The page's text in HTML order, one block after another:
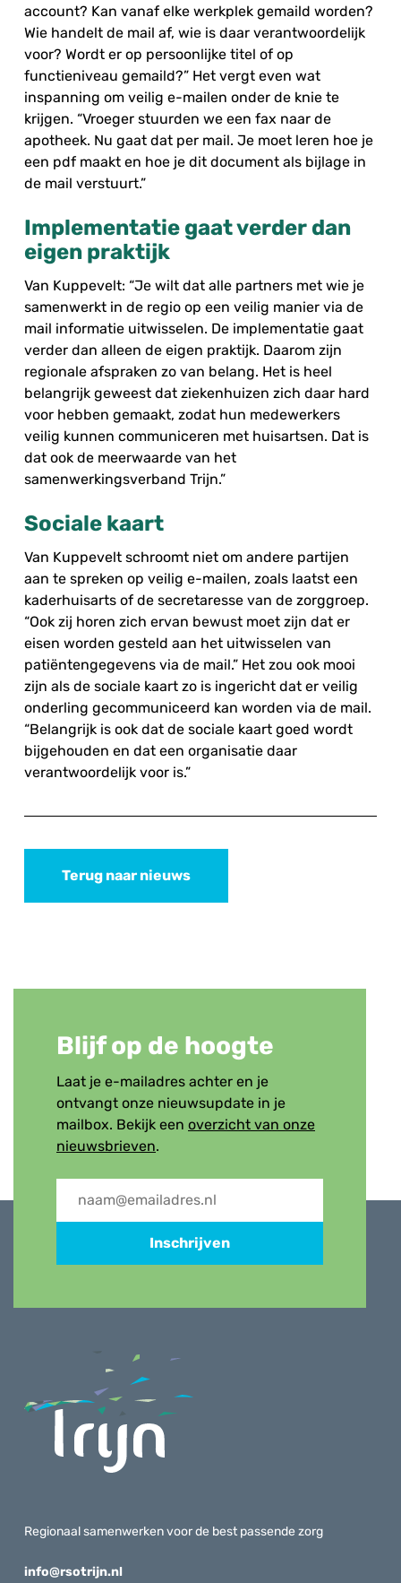
account? Kan vanaf elke werkplek gemaild worden?
Wie handelt de mail af, wie is daar verantwoordelijk
voor? Wordt er op persoonlijke titel of op
functieniveau gemaild?” Het vergt even wat
inspanning om veilig e-mailen onder de knie te
krijgen. “Vroeger stuurden we een fax naar de
apotheek. Nu gaat dat per mail. Je moet leren hoe je
een pdf maakt en hoe je dit document als bijlage in
de mail verstuurt.”
Implementatie gaat verder dan
eigen praktijk
Van Kuppevelt: “Je wilt dat alle partners met wie je
samenwerkt in de regio op een veilig manier via de
mail informatie uitwisselen. De implementatie gaat
verder dan alleen de eigen praktijk. Daarom zijn
regionale afspraken zo van belang. Het is heel
belangrijk geweest dat ziekenhuizen zich daar hard
voor hebben gemaakt, zodat hun medewerkers
veilig kunnen communiceren met huisartsen. Dat is
dat ook de meerwaarde van het
samenwerkingsverband Trijn.”
Sociale kaart
Van Kuppevelt schroomt niet om andere partijen
aan te spreken op veilig e-mailen, zoals laatst een
kaderhuisarts of de secretaresse van de zorggroep.
“Ook zij horen zich ervan bewust moet zijn dat er
eisen worden gesteld aan het uitwisselen van
patiëntengegevens via de mail.” Het zou ook mooi
zijn als de sociale kaart zo is ingericht dat er veilig
onderling gecommuniceerd kan worden via de mail.
“Belangrijk is ook dat de sociale kaart goed wordt
bijgehouden en dat een organisatie daar
verantwoordelijk voor is.”
Terug naar nieuws
Blijf op de hoogte
Laat je e-mailadres achter en je
ontvangt onze nieuwsupdate in je
mailbox. Bekijk een overzicht van onze
nieuwsbrieven.
Inschrijven
Regionaal samenwerken voor de best passende zorg
info@rsotrijn.nl